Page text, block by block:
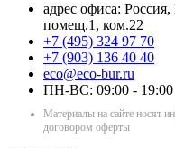
адрес офиса:
помещ.1, ком.22
+7 (495) 324 97 70
+7 (903) 136 40 40
eco@eco-bur.ru
ПН-ВС: 09:00 - 19:00
Материалы на сайте носят
договором оферты